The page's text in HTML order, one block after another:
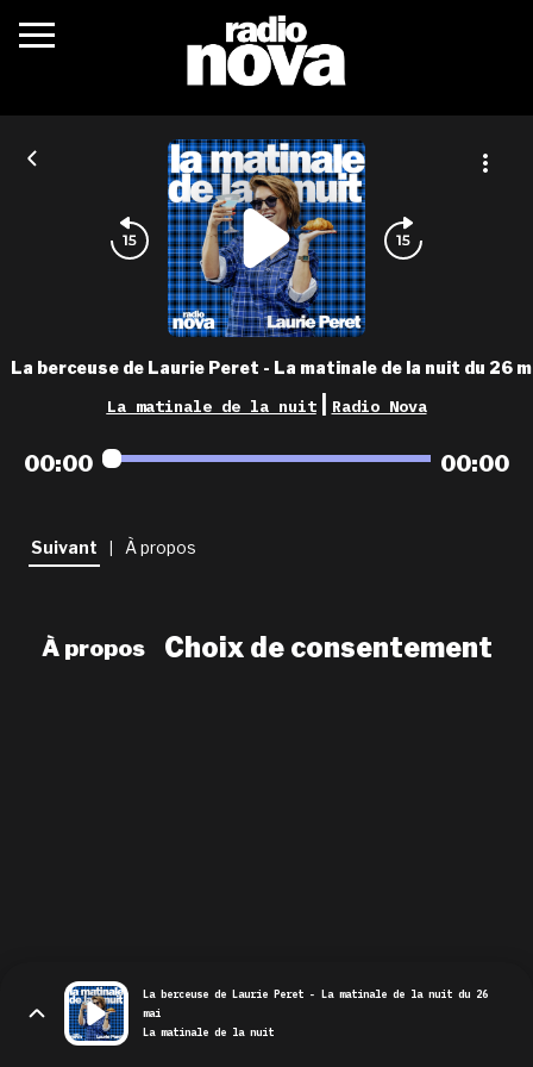
c’était quoi ?
actualités
podcasts
fréquences
nova aime
les grilles
playlists
newsletter
La berceuse de Laurie Peret - La matinale de la nuit du 26
La matinale de la nuit Radio Nova
00:00 00:00
Suivant À propos
À propos Choix de consentement
La berceuse de Laurie Peret - La matinale de la nuit du 26
mai
La matinale de la nuit